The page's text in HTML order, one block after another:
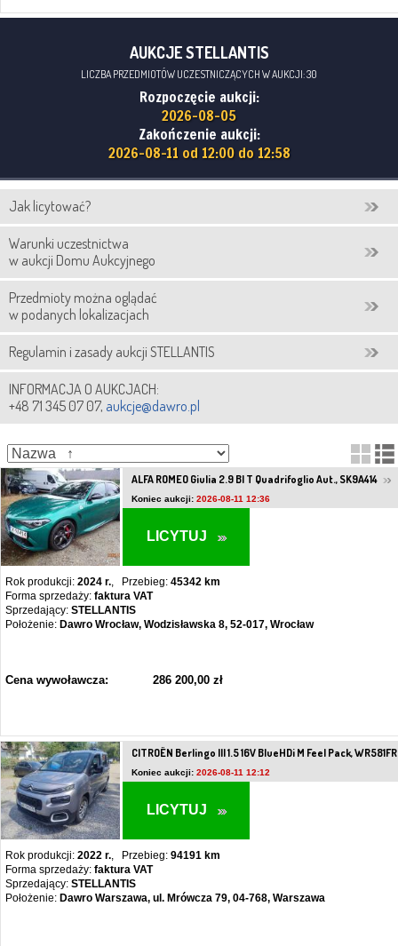
AUKCJE STELLANTIS
LICZBA PRZEDMIOTÓW UCZESTNICZĄCYCH W AUKCJI: 30
Rozpoczęcie aukcji:
2026-08-05
Zakończenie aukcji:
2026-08-11 od 12:00 do 12:58
Jak licytować?
Warunki uczestnictwa
w aukcji Domu Aukcyjnego
Przedmioty można oglądać
w podanych lokalizacjach
Regulamin i zasady aukcji STELLANTIS
INFORMACJA O AUKCJACH:
+48 71 345 07 07, aukcje@dawro.pl
ALFA ROMEO Giulia 2.9 BI T Quadrifoglio Aut., SK9A414
Koniec aukcji:2026-08-11 12:36
LICYTUJ
Rok produkcji:2024 r., Przebieg:45342 km
Forma sprzedaży:faktura VAT
Sprzedający:STELLANTIS
Położenie: Dawro Wrocław, Wodzisławska 8, 52-017, Wrocław
Cena wywoławcza: 286 200,00 zł
CITROËN Berlingo III 1.5 16V BlueHDi M Feel Pack,
Koniec aukcji:2026-08-11 12:12
LICYTUJ
Rok produkcji:2022 r., Przebieg:94191 km
Forma sprzedaży:faktura VAT
Sprzedający:STELLANTIS
Położenie: Dawro Warszawa, ul. Mrówcza 79, 04-768, Warszawa